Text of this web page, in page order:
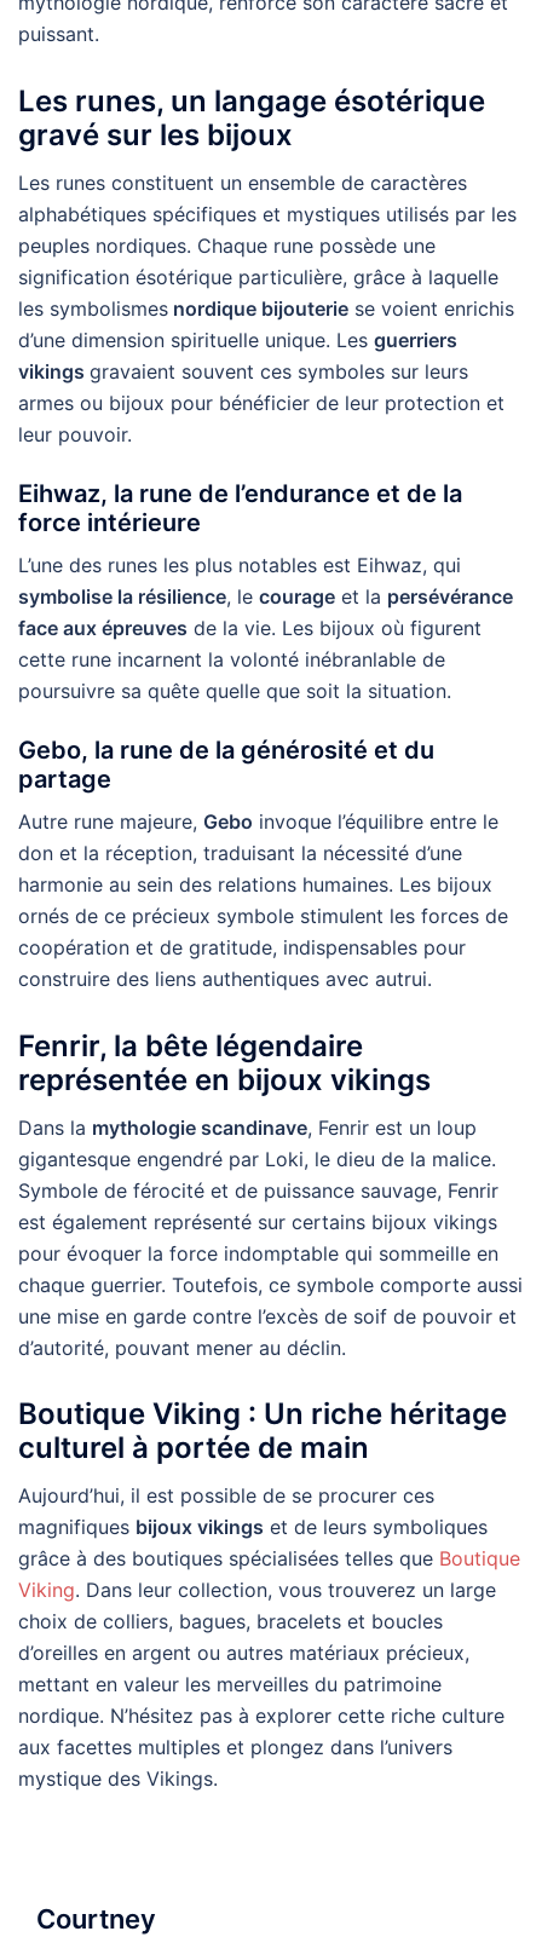
puissant.
Les runes, un langage ésotérique
gravé sur les bijoux
Les runes constituent un ensemble de caractères
alphabétiques spécifiques et mystiques utilisés par les
peuples nordiques. Chaque rune possède une
signification ésotérique particulière, grâce à laquelle
les symbolismes nordique bijouterie se voient enrichis
d’une dimension spirituelle unique. Les guerriers
vikings gravaient souvent ces symboles sur leurs
armes ou bijoux pour bénéficier de leur protection et
leur pouvoir.
Eihwaz, la rune de l’endurance et de la
force intérieure
L’une des runes les plus notables est Eihwaz, qui
symbolise la résilience, le courage et la persévérance
face aux épreuves de la vie. Les bijoux où figurent
cette rune incarnent la volonté inébranlable de
poursuivre sa quête quelle que soit la situation.
Gebo, la rune de la générosité et du
partage
Autre rune majeure, Gebo invoque l’équilibre entre le
don et la réception, traduisant la nécessité d’une
harmonie au sein des relations humaines. Les bijoux
ornés de ce précieux symbole stimulent les forces de
coopération et de gratitude, indispensables pour
construire des liens authentiques avec autrui.
Fenrir, la bête légendaire
représentée en bijoux vikings
Dans la mythologie scandinave, Fenrir est un loup
gigantesque engendré par Loki, le dieu de la malice.
Symbole de férocité et de puissance sauvage, Fenrir
est également représenté sur certains bijoux vikings
pour évoquer la force indomptable qui sommeille en
chaque guerrier. Toutefois, ce symbole comporte aussi
une mise en garde contre l’excès de soif de pouvoir et
d’autorité, pouvant mener au déclin.
Boutique Viking : Un riche héritage
culturel à portée de main
Aujourd’hui, il est possible de se procurer ces
magnifiques bijoux vikings et de leurs symboliques
grâce à des boutiques spécialisées telles que Boutique
Viking. Dans leur collection, vous trouverez un large
choix de colliers, bagues, bracelets et boucles
d’oreilles en argent ou autres matériaux précieux,
mettant en valeur les merveilles du patrimoine
nordique. N’hésitez pas à explorer cette riche culture
aux facettes multiples et plongez dans l’univers
mystique des Vikings.
Courtney